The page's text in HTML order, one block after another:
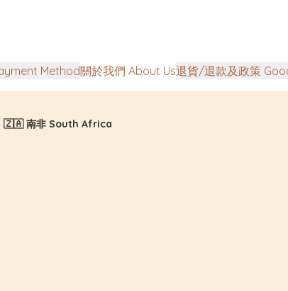
Method關於我們 About Us退貨/退款及政策
🇿🇦 南非 South Africa